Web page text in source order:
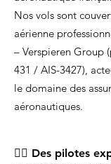
Nos vols sont
aérienne
– Verspieren Group
431 / AIS-3427),
le domaine des
aéronautiques.
👨‍✈️ Des pilotes